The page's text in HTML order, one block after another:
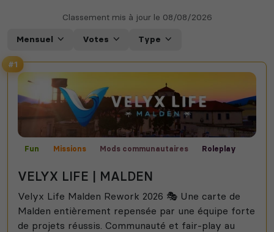
Classement mis à jour le 08/08/2026
Mensuel Votes Type
#1
Fun Missions Mods communautaires
Roleplay
VELYX LIFE | MALDEN
Velyx Life Malden Rework 2026 🎭 Une carte de
Malden entièrement repensée par une équipe forte
de projets réussis. Communauté et fair-play au